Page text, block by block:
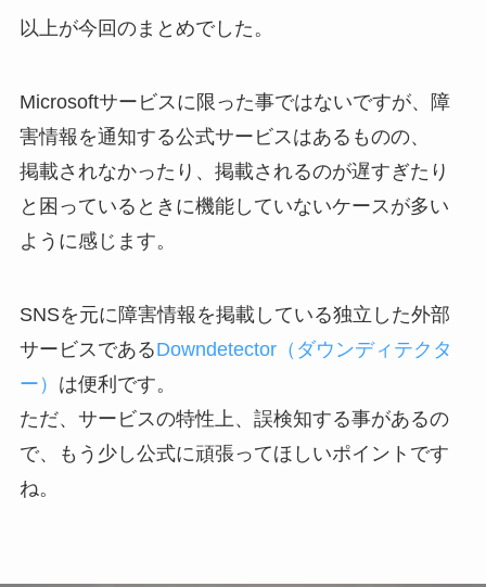
以上が今回のまとめでした。
Microsoftサービスに限った事ではないですが、障
害情報を通知する公式サービスはあるものの、
掲載されなかったり、掲載されるのが遅すぎたり
と困っているときに機能していないケースが多い
ように感じます。
SNSを元に障害情報を掲載している独立した外部
サービスであるDowndetector（ダウンディテクタ
ー） は便利です。
ただ、サービスの特性上、誤検知する事があるの
で、もう少し公式に頑張ってほしいポイントです
ね。